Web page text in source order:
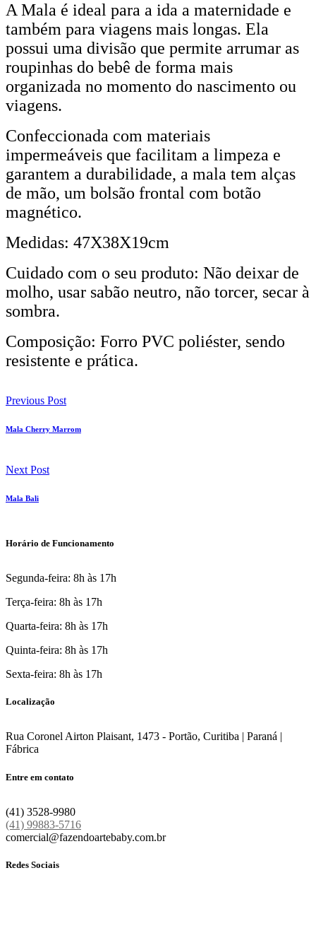
A Mala é ideal para a ida a maternidade e
também para viagens mais longas. Ela
possui uma divisão que permite arrumar as
roupinhas do bebê de forma mais
organizada no momento do nascimento ou
viagens.
Confeccionada com materiais
impermeáveis que facilitam a limpeza e
garantem a durabilidade, a mala tem alças
de mão, um bolsão frontal com botão
magnético.
Medidas: 47X38X19cm
Cuidado com o seu produto: Não deixar de
molho, usar sabão neutro, não torcer, secar à
sombra.
Composição: Forro PVC poliéster, sendo
resistente e prática.
Previous Post
Mala Cherry Marrom
Next Post
Mala Bali
Horário de Funcionamento
Segunda-feira: 8h às 17h
Terça-feira: 8h às 17h
Quarta-feira: 8h às 17h
Quinta-feira: 8h às 17h
Sexta-feira: 8h às 17h
Localização
Rua Coronel Airton Plaisant, 1473 - Portão, Curitiba | Paraná |
Fábrica
Entre em contato
(41) 3528-9980
(41) 99883-5716
comercial@fazendoartebaby.com.br
Redes Sociais